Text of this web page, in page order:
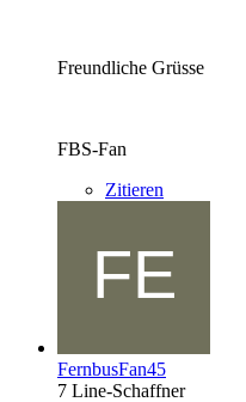
Freundliche Grüsse
FBS-Fan
Zitieren
FernbusFan45
7 Line-Schaffner